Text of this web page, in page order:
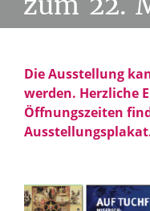
Die Ausstellung
werden. Herzliche
Öffnungszeiten